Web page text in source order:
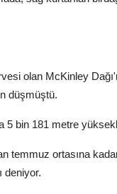
olan McKinley
düşmüştü.
5 bin 181 metre
temmuz ortasına
deniyor.